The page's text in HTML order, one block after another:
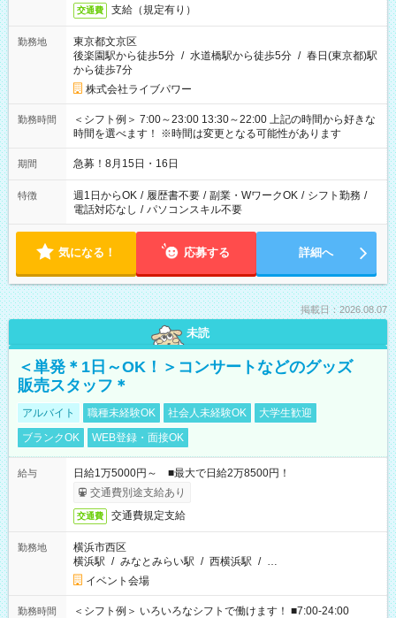
交通費 支給（規定有り）
勤務地
東京都文京区
後楽園駅から徒歩5分 / 水道橋駅から徒歩5分 / 春日(東京都)駅
から徒歩7分
株式会社ライブパワー
勤務時間
＜シフト例＞ 7:00～23:00 13:30～22:00 上記の時間から好きな
時間を選べます！ ※時間は変更となる可能性があります
期間 急募！8月15日・16日
特徴 週1日からOK / 履歴書不要 / 副業・WワークOK / シフト勤務 /
電話対応なし / パソコンスキル不要
気になる！ 応募する 詳細へ
掲載日：2026.08.07
未読
＜単発＊1日～OK！＞コンサートなどのグッズ
販売スタッフ＊
アルバイト 職種未経験OK 社会人未経験OK
大学生歓迎
ブランクOK
WEB登録・面接OK
給与
日給1万5000円～ ■最大で日給2万8500円！
交通費別途支給あり
交通費 交通費規定支給
勤務地
横浜市西区
横浜駅 / みなとみらい駅 / 西横浜駅 / …
イベント会場
勤務時間
＜シフト例＞ いろいろなシフトで働けます！ ■7:00-24:00